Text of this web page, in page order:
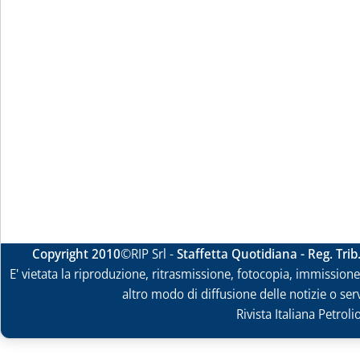
Copyright 2010©RIP Srl -Staffetta Quotidiana - Reg.
E' vietata la riproduzione, ritrasmissione, fotocopia,
altro modo di diffusione delle notizie o
Rivista Italiana